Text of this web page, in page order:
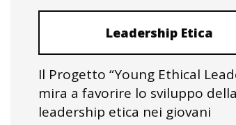
Leadership Etica
Il Progetto “Young Ethical
mira a favorire lo sviluppo della
leadership etica nei giovani